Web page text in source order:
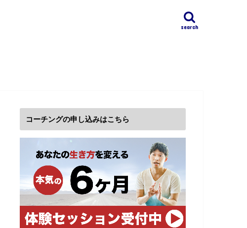
search
コーチングの申し込みはこちら